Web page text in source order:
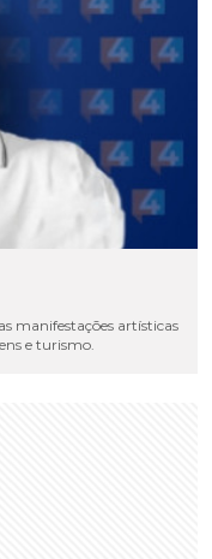
manifestações artísticas
e turismo.